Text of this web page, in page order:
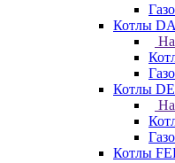
Котлы
Котлы
Котлы